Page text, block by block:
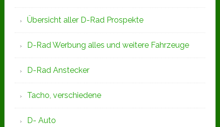
Übersicht aller D-Rad Prospekte
D-Rad Werbung alles und weitere Fahrzeuge
D-Rad Anstecker
Tacho, verschiedene
D- Auto